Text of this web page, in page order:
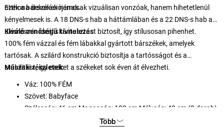
otthona dekorációjának.
Ezek a bárszékek nemcsak vizuálisan vonzóak, hanem hihetetlenül
kényelmesek is. A 18 DNS-s hab a háttámlában és a 22 DNS-s hab az
ülésrészen ideális támasztást biztosít, így stílusosan pihenhet.
Kiváló minőségű kivitelezés
100% fém vázzal és fém lábakkal gyártott bárszékek, amelyek
tartósak. A szilárd konstrukció biztosítja a tartósságot és a
stabilitást, így ezeket a székeket sok éven át élvezheti.
Műszaki részletek:
Váz: 100% FÉM
Szövet: Babyface
Szélesség: 46 cm Magasság: 102 cm Mélység: 40 cm (2 darab)
Több